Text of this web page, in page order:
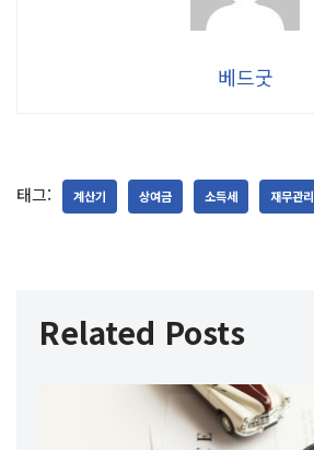
베드굿
태그: 계산기 상여금 소득세 재무관리
Related Posts